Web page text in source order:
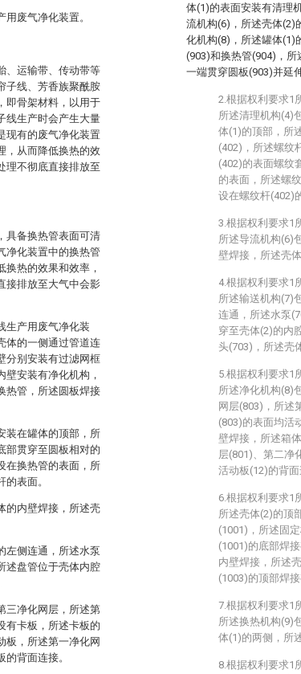
废气净化装置。
、运输带、传动带等
子线、芳香族聚酰胺
即骨架材料，以用于
线生产时会产生大量
现有的废气净化装置
，从而降低换热的效
理不彻底直接排放至
具备换热管表面可清
净化装置中的换热管
热的效果和效率，
接排放至大气中会影
生产用废气净化装
体的一侧通过管道连
分别安装有过滤网框
安装有净化机构，
热管，所述圆板焊接
装在罐体的顶部，所
部贯穿至圆板相对的
在换热管的表面，所
表面。
的内壁焊接，所述壳
左侧连通，所述水泵
述盘管位于壳体内腔
三净化网层，所述第
有卡板，所述卡板的
板，所述第一净化网
背面连接。
体(1)的表面安装有清理
流机构(6)，所述壳体(2)
化机构(8)，所述罐体(1)
(903)和换热管(904)，
一端贯穿圆板(903)并延
2.根据权利要求1
所述清理机构(4)
体(1)的顶部，所
(402)，所述螺纹
(402)的表面螺纹
的表面，所述螺
设在螺纹杆(402)
3.根据权利要求1
所述导流机构(6)
壁焊接，所述壳
4.根据权利要求1
所述输送机构(7)
连通，所述水泵
穿至壳体(2)的内
头(703)，所述壳
5.根据权利要求1
所述净化机构(8)
网层(803)，所述
(803)的表面均活
壁焊接，所述箱
层(801)、第二净
活动板(12)的背面
6.根据权利要求1
所述壳体(2)的顶
(1001)，所述固
(1001)的底部焊
内壁焊接，所述
(1003)的顶部焊
7.根据权利要求1
所述换热机构(9)
体(1)的两侧，所
8.根据权利要求1